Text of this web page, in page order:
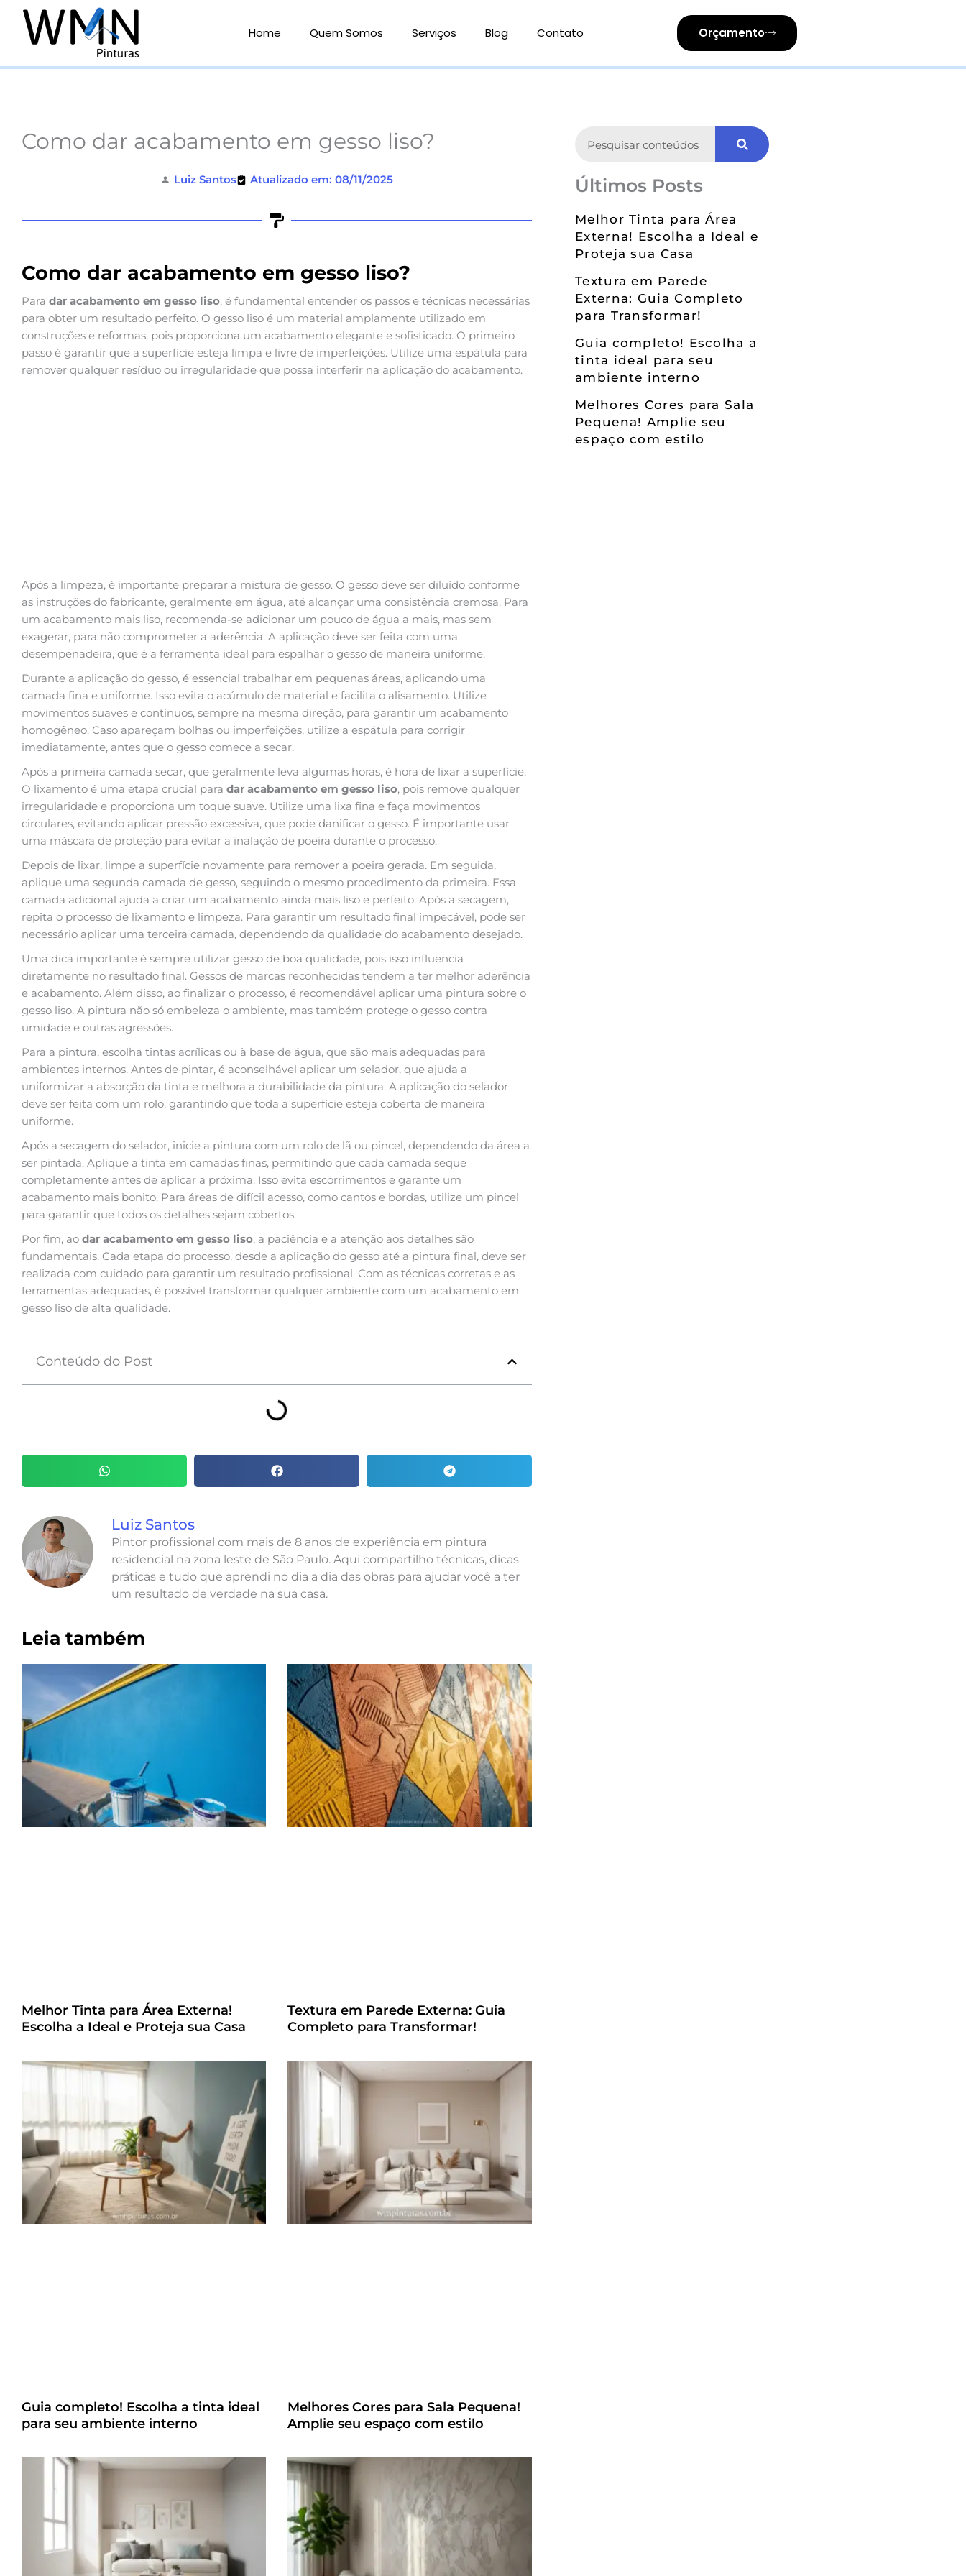
Home Quem Somos Serviços Blog Contato Orçamento
Como dar acabamento em gesso liso?
Luiz Santos Atualizado em: 08/11/2025
Como dar acabamento em gesso liso?
Para dar acabamento em gesso liso, é fundamental entender os passos e técnicas necessárias
para obter um resultado perfeito. O gesso liso é um material amplamente utilizado em
construções e reformas, pois proporciona um acabamento elegante e sofisticado. O primeiro
passo é garantir que a superfície esteja limpa e livre de imperfeições. Utilize uma espátula para
remover qualquer resíduo ou irregularidade que possa interferir na aplicação do acabamento.
Após a limpeza, é importante preparar a mistura de gesso. O gesso deve ser diluído conforme
as instruções do fabricante, geralmente em água, até alcançar uma consistência cremosa. Para
um acabamento mais liso, recomenda-se adicionar um pouco de água a mais, mas sem
exagerar, para não comprometer a aderência. A aplicação deve ser feita com uma
desempenadeira, que é a ferramenta ideal para espalhar o gesso de maneira uniforme.
Durante a aplicação do gesso, é essencial trabalhar em pequenas áreas, aplicando uma
camada fina e uniforme. Isso evita o acúmulo de material e facilita o alisamento. Utilize
movimentos suaves e contínuos, sempre na mesma direção, para garantir um acabamento
homogêneo. Caso apareçam bolhas ou imperfeições, utilize a espátula para corrigir
imediatamente, antes que o gesso comece a secar.
Após a primeira camada secar, que geralmente leva algumas horas, é hora de lixar a superfície.
O lixamento é uma etapa crucial para dar acabamento em gesso liso, pois remove qualquer
irregularidade e proporciona um toque suave. Utilize uma lixa fina e faça movimentos
circulares, evitando aplicar pressão excessiva, que pode danificar o gesso. É importante usar
uma máscara de proteção para evitar a inalação de poeira durante o processo.
Depois de lixar, limpe a superfície novamente para remover a poeira gerada. Em seguida,
aplique uma segunda camada de gesso, seguindo o mesmo procedimento da primeira. Essa
camada adicional ajuda a criar um acabamento ainda mais liso e perfeito. Após a secagem,
repita o processo de lixamento e limpeza. Para garantir um resultado final impecável, pode ser
necessário aplicar uma terceira camada, dependendo da qualidade do acabamento desejado.
Uma dica importante é sempre utilizar gesso de boa qualidade, pois isso influencia
diretamente no resultado final. Gessos de marcas reconhecidas tendem a ter melhor aderência
e acabamento. Além disso, ao finalizar o processo, é recomendável aplicar uma pintura sobre o
gesso liso. A pintura não só embeleza o ambiente, mas também protege o gesso contra
umidade e outras agressões.
Para a pintura, escolha tintas acrílicas ou à base de água, que são mais adequadas para
ambientes internos. Antes de pintar, é aconselhável aplicar um selador, que ajuda a
uniformizar a absorção da tinta e melhora a durabilidade da pintura. A aplicação do selador
deve ser feita com um rolo, garantindo que toda a superfície esteja coberta de maneira
uniforme.
Após a secagem do selador, inicie a pintura com um rolo de lã ou pincel, dependendo da área a
ser pintada. Aplique a tinta em camadas finas, permitindo que cada camada seque
completamente antes de aplicar a próxima. Isso evita escorrimentos e garante um
acabamento mais bonito. Para áreas de difícil acesso, como cantos e bordas, utilize um pincel
para garantir que todos os detalhes sejam cobertos.
Por fim, ao dar acabamento em gesso liso, a paciência e a atenção aos detalhes são
fundamentais. Cada etapa do processo, desde a aplicação do gesso até a pintura final, deve ser
realizada com cuidado para garantir um resultado profissional. Com as técnicas corretas e as
ferramentas adequadas, é possível transformar qualquer ambiente com um acabamento em
gesso liso de alta qualidade.
Conteúdo do Post
Luiz Santos
Pintor profissional com mais de 8 anos de experiência em pintura
residencial na zona leste de São Paulo. Aqui compartilho técnicas, dicas
práticas e tudo que aprendi no dia a dia das obras para ajudar você a ter
um resultado de verdade na sua casa.
Leia também
Melhor Tinta para Área Externa!
Escolha a Ideal e Proteja sua Casa
Textura em Parede Externa: Guia
Completo para Transformar!
Guia completo! Escolha a tinta ideal
para seu ambiente interno
Melhores Cores para Sala Pequena!
Amplie seu espaço com estilo
Últimos Posts
Melhor Tinta para Área
Externa! Escolha a Ideal e
Proteja sua Casa
Textura em Parede
Externa: Guia Completo
para Transformar!
Guia completo! Escolha a
tinta ideal para seu
ambiente interno
Melhores Cores para Sala
Pequena! Amplie seu
espaço com estilo